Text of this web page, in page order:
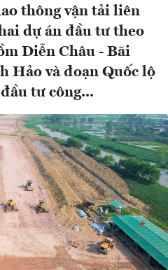
thông vận tải liên
dự án đầu tư theo
Diễn Châu - Bãi
Hảo và đoạn Quốc lộ
tư công...